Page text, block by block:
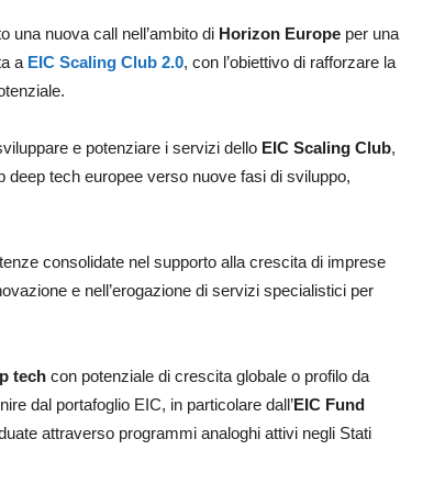
una nuova call nell’ambito di Horizon Europe per una
a EIC Scaling Club 2.0, con l’obiettivo di rafforzare la
e potenziare i servizi dello EIC Scaling Club,
tech europee verso nuove fasi di sviluppo,
consolidate nel supporto alla crescita di imprese
e nell’erogazione di servizi specialistici per
tech con potenziale di crescita globale o profilo da
dal portafoglio EIC, in particolare dall’EIC Fund
attraverso programmi analoghi attivi negli Stati